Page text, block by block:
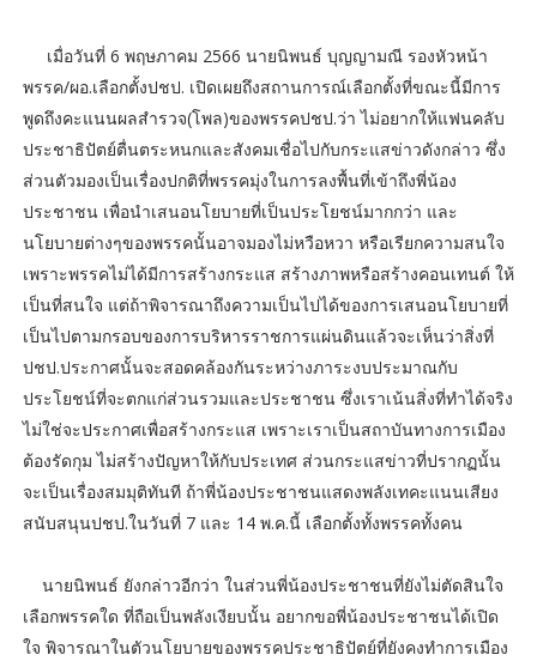
เมื่อวันที่ 6 พฤษภาคม 2566 นายนิพนธ์ บุญญามณี รองหัวหน้า
พรรค/ผอ.เลือกตั้งปชป. เปิดเผยถึงสถานการณ์เลือกตั้งที่ขณะนี้มีการ
พูดถึงคะแนนผลสำรวจ(โพล)ของพรรคปชป.ว่า ไม่อยากให้แฟนคลับ
ประชาธิปัตย์ตื่นตระหนกและสังคมเชื่อไปกับกระแสข่าวดังกล่าว ซึ่ง
ส่วนตัวมองเป็นเรื่องปกติที่พรรคมุ่งในการลงพื้นที่เข้าถึงพี่น้อง
ประชาชน เพื่อนำเสนอนโยบายที่เป็นประโยชน์มากกว่า และ
นโยบายต่างๆของพรรคนั้นอาจมองไม่หวือหวา หรือเรียกความสนใจ
เพราะพรรคไม่ได้มีการสร้างกระแส สร้างภาพหรือสร้างคอนเทนต์ ให้
เป็นที่สนใจ แต่ถ้าพิจารณาถึงความเป็นไปได้ของการเสนอนโยบายที่
เป็นไปตามกรอบของการบริหารราชการแผ่นดินแล้วจะเห็นว่าสิ่งที่
ปชป.ประกาศนั้นจะสอดคล้องกันระหว่างภาระงบประมาณกับ
ประโยชน์ที่จะตกแก่ส่วนรวมและประชาชน ซึ่งเราเน้นสิ่งที่ทำได้จริง
ไม่ใช่จะประกาศเพื่อสร้างกระแส เพราะเราเป็นสถาบันทางการเมือง
ต้องรัดกุม ไม่สร้างปัญหาให้กับประเทศ ส่วนกระแสข่าวที่ปรากฏนั้น
จะเป็นเรื่องสมมุติทันที ถ้าพี่น้องประชาชนแสดงพลังเทคะแนนเสียง
สนับสนุนปชป.ในวันที่ 7 และ 14 พ.ค.นี้ เลือกตั้งทั้งพรรคทั้งคน
นายนิพนธ์ ยังกล่าวอีกว่า ในส่วนพี่น้องประชาชนที่ยังไม่ตัดสินใจ
เลือกพรรคใด ที่ถือเป็นพลังเงียบนั้น อยากขอพี่น้องประชาชนได้เปิด
ใจ พิจารณาในตัวนโยบายของพรรคประชาธิปัตย์ที่ยังคงทำการเมือง